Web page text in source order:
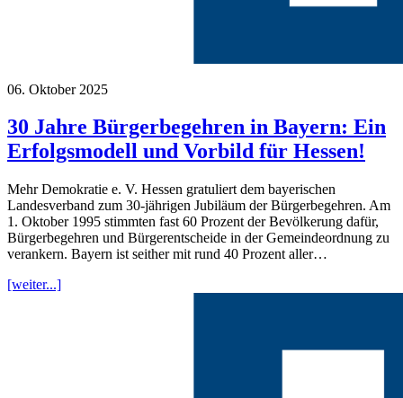
06. Oktober 2025
30 Jahre Bürgerbegehren in Bayern: Ein
Erfolgsmodell und Vorbild für Hessen!
Mehr Demokratie e. V. Hessen gratuliert dem bayerischen
Landesverband zum 30-jährigen Jubiläum der Bürgerbegehren. Am
1. Oktober 1995 stimmten fast 60 Prozent der Bevölkerung dafür,
Bürgerbegehren und Bürgerentscheide in der Gemeindeordnung zu
verankern. Bayern ist seither mit rund 40 Prozent aller…
[weiter...]